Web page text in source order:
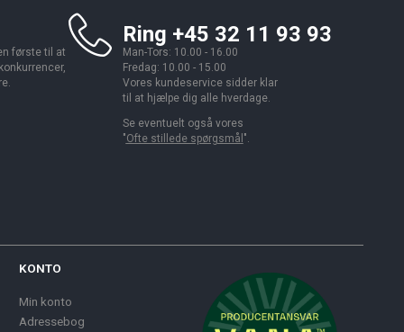
første til at
Ring +45 32 11 93 93
Man-Tors: 10.00 - 16.00
Fredag: 10.00 - 15.00
Vores kundeservice sidder klar
til at hjælpe dig alle hverdage.
Se eventuelt også vores
"Ofte stillede spørgsmål ".
KONTO
Min konto
Adressebog